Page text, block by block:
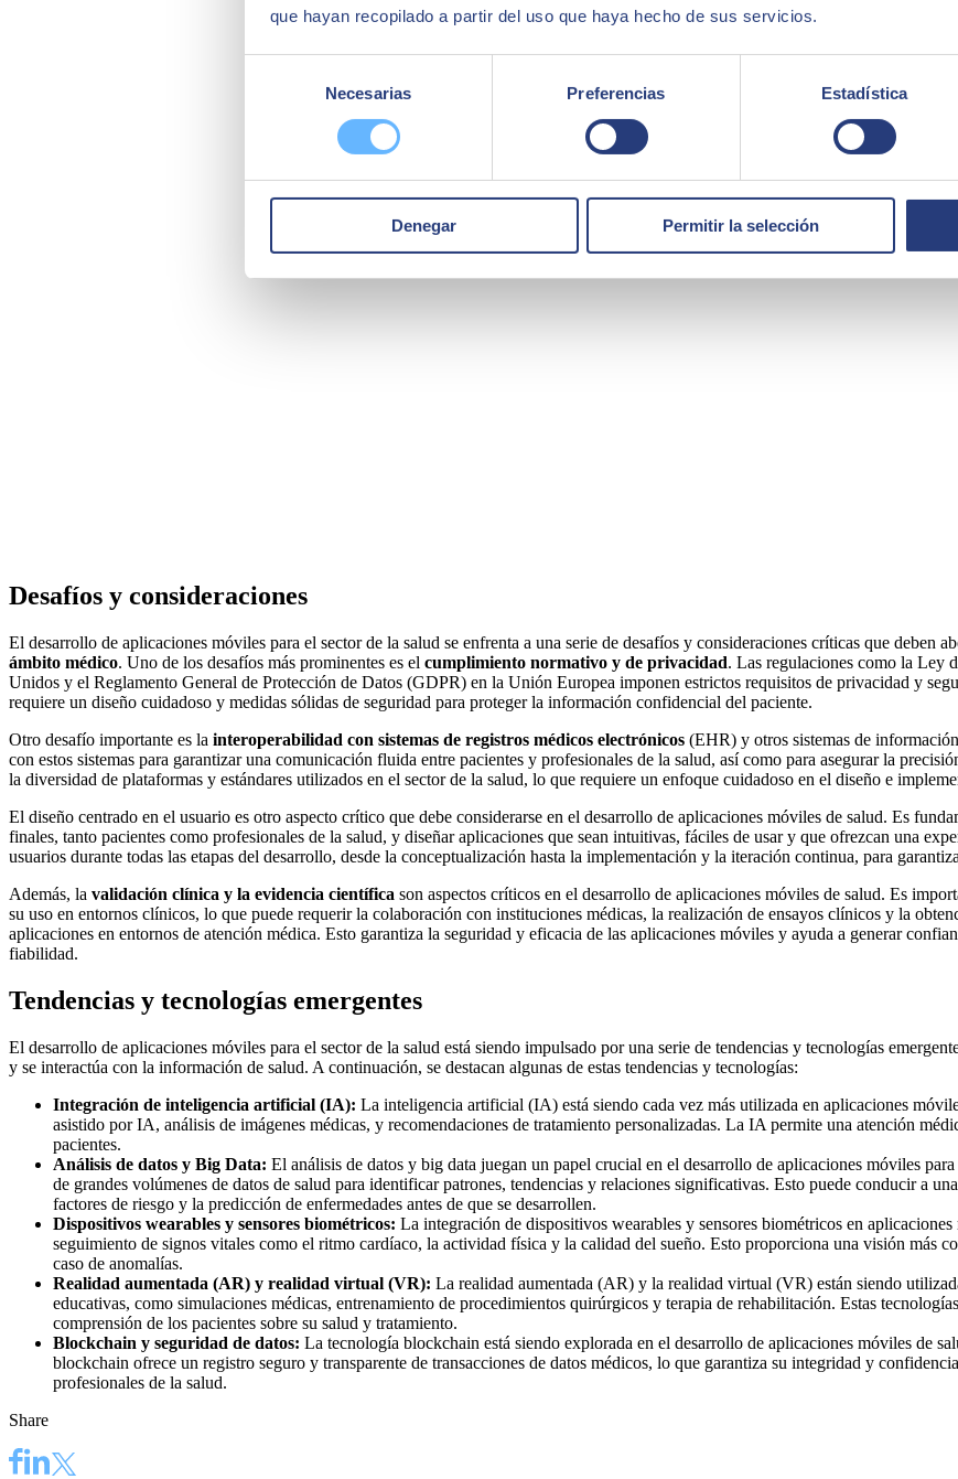
que hayan recopilado a partir del uso que haya hecho de sus servicios.
consentimiento
Necesarias Preferencias Estadística
Denegar Permitir la selección
Desafíos y consideraciones
El desarrollo de aplicaciones móviles para el sector de la salud se enfrenta a una serie de desafíos y consideraciones críticas que deben
ámbito médico. Uno de los desafíos más prominentes es el cumplimiento normativo y de privacidad. Las regulaciones como la Ley
Unidos y el Reglamento General de Protección de Datos (GDPR) en la Unión Europea imponen estrictos requisitos de privacidad y
requiere un diseño cuidadoso y medidas sólidas de seguridad para proteger la información confidencial del paciente.
Otro desafío importante es la interoperabilidad con sistemas de registros médicos electrónicos (EHR) y otros sistemas de
con estos sistemas para garantizar una comunicación fluida entre pacientes y profesionales de la salud, así como para asegurar la
la diversidad de plataformas y estándares utilizados en el sector de la salud, lo que requiere un enfoque cuidadoso en el diseño e
El diseño centrado en el usuario es otro aspecto crítico que debe considerarse en el desarrollo de aplicaciones móviles de salud. Es
finales, tanto pacientes como profesionales de la salud, y diseñar aplicaciones que sean intuitivas, fáciles de usar y que ofrezcan una
usuarios durante todas las etapas del desarrollo, desde la conceptualización hasta la implementación y la iteración continua, para
Además, la validación clínica y la evidencia científica son aspectos críticos en el desarrollo de aplicaciones móviles de salud. Es
su uso en entornos clínicos, lo que puede requerir la colaboración con instituciones médicas, la realización de ensayos clínicos y la
aplicaciones en entornos de atención médica. Esto garantiza la seguridad y eficacia de las aplicaciones móviles y ayuda a generar
fiabilidad.
Tendencias y tecnologías emergentes
El desarrollo de aplicaciones móviles para el sector de la salud está siendo impulsado por una serie de tendencias y tecnologías
y se interactúa con la información de salud. A continuación, se destacan algunas de estas tendencias y tecnologías:
Integración de inteligencia artificial (IA): La inteligencia artificial (IA) está siendo cada vez más utilizada en aplicaciones
asistido por IA, análisis de imágenes médicas, y recomendaciones de tratamiento personalizadas. La IA permite una atención
pacientes.
Análisis de datos y Big Data: El análisis de datos y big data juegan un papel crucial en el desarrollo de aplicaciones móviles
de grandes volúmenes de datos de salud para identificar patrones, tendencias y relaciones significativas. Esto puede conducir a
factores de riesgo y la predicción de enfermedades antes de que se desarrollen.
Dispositivos wearables y sensores biométricos: La integración de dispositivos wearables y sensores biométricos en
seguimiento de signos vitales como el ritmo cardíaco, la actividad física y la calidad del sueño. Esto proporciona una visión más
caso de anomalías.
Realidad aumentada (AR) y realidad virtual (VR): La realidad aumentada (AR) y la realidad virtual (VR) están siendo
educativas, como simulaciones médicas, entrenamiento de procedimientos quirúrgicos y terapia de rehabilitación. Estas
comprensión de los pacientes sobre su salud y tratamiento.
Blockchain y seguridad de datos: La tecnología blockchain está siendo explorada en el desarrollo de aplicaciones móviles de
blockchain ofrece un registro seguro y transparente de transacciones de datos médicos, lo que garantiza su integridad y
profesionales de la salud.
Share